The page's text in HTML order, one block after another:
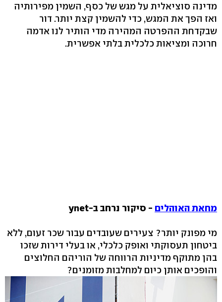
מדינה סוציאלית על מגש של כסף, השמין מפירותיה
ואז הפך את המגש, כדי להשמין קצת יותר. דור
שבקדחת ההפרטה המהירה מדי הותיר לנו אדמה
חרוכה ומציאות כלכלית בלתי אפשרית.
מחאת האוהלים - סיקור נרחב ב-ynet
מי מפונק יותר? צעירים שעובדים עבור שכר זעום, ללא
ביטחון תעסוקתי ואופק כלכלי, או בעלי דירות שזכו
בהן מתוקף מדיניות הרווחה של הוריהם החלוצים
והופכים אותן כיום למחלבות מזומנים?